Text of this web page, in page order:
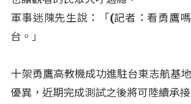
軍事迷陳先生說：「(記者：看勇鷹
台。」
十架勇鷹高教機成功進駐台東志航基
優異，近期完成測試之後將可陸續承